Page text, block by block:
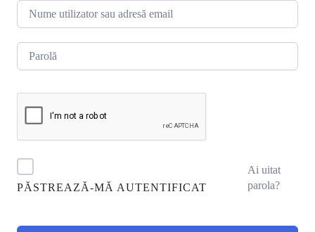
PĂSTREAZĂ-MĂ AUTENTIFICAT
Ai uitat
parola?